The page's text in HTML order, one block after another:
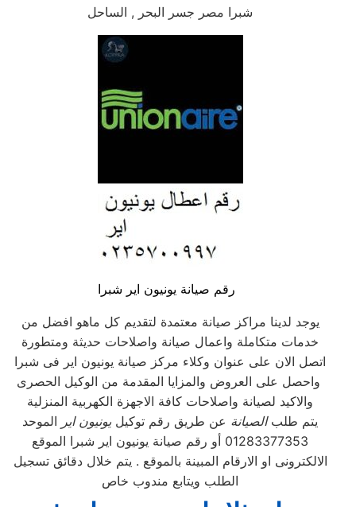
شبرا مصر جسر البحر , الساحل
رقم صيانة يونيون اير شبرا
يوجد لدينا مراكز صيانة معتمدة لتقديم كل ماهو افضل من
خدمات متكاملة واعمال صيانة واصلاحات حديثة ومتطورة
اتصل الان على عنوان وكلاء مركز صيانة يونيون اير فى شبرا
واحصل على العروض والمزايا المقدمة من الوكيل الحصرى
والاكيد لصيانة واصلاحات كافة الاجهزة الكهربية المنزلية
يتم طلبالصيانة عن طريق رقم توكيل يونيون اير الموحد
01283377353 أو رقم صيانة يونيون اير شبرا الموقع
الالكترونى او الارقام المبينة بالموقع . يتم خلال دقائق تسجيل
الطلب ويتابع مندوب خاص